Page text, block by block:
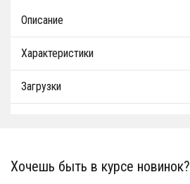
Описание
Характеристики
Загрузки
Хочешь быть в курсе новинок?